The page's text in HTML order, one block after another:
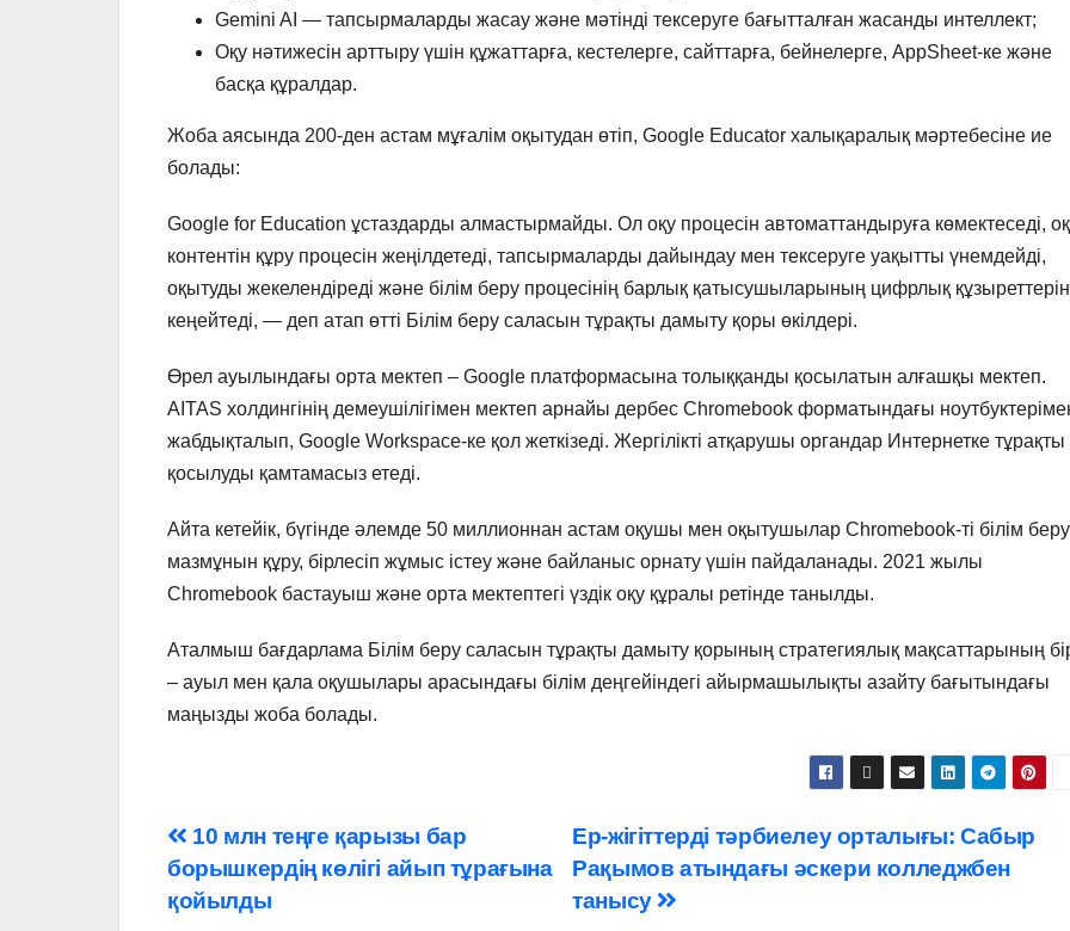
Gemini AI — тапсырмаларды жасау және мәтінді тексеруге бағытталған жасанды интеллект;
Оқу нәтижесін арттыру үшін құжаттарға, кестелерге, сайттарға, бейнелерге, AppSheet-ке және
басқа құралдар.
Жоба аясында 200-ден астам мұғалім оқытудан өтіп, Google Educator халықаралық мәртебесіне ие
болады:
Google for Education ұстаздарды алмастырмайды. Ол оқу процесін автоматтандыруға көмектеседі,
контентін құру процесін жеңілдетеді, тапсырмаларды дайындау мен тексеруге уақытты үнемдейді,
оқытуды жекелендіреді және білім беру процесінің барлық қатысушыларының цифрлық құзыреттерін
кеңейтеді, — деп атап өтті Білім беру саласын тұрақты дамыту қоры өкілдері.
Өрел ауылындағы орта мектеп – Google платформасына толыққанды қосылатын алғашқы мектеп.
AITAS холдингінің демеушілігімен мектеп арнайы дербес Chromebook форматындағы
жабдықталып, Google Workspace-ке қол жеткізеді. Жергілікті атқарушы органдар Интернетке тұрақты
қосылуды қамтамасыз етеді.
Айта кетейік, бүгінде әлемде 50 миллионнан астам оқушы мен оқытушылар Chromebook-ті білім беру
мазмұнын құру, бірлесіп жұмыс істеу және байланыс орнату үшін пайдаланады. 2021 жылы
Chromebook бастауыш және орта мектептегі үздік оқу құралы ретінде танылды.
Аталмыш бағдарлама Білім беру саласын тұрақты дамыту қорының стратегиялық мақсаттарының
– ауыл мен қала оқушылары арасындағы білім деңгейіндегі айырмашылықты азайту бағытындағы
маңызды жоба болады.
Навигация
по
Ер-жігіттерді тәрбиелеу орталығы: Сабыр
Рақымов атындағы әскери колледжбен
танысу
10 млн теңге қарызы бар
борышкердің көлігі айып тұрағына
қойылды